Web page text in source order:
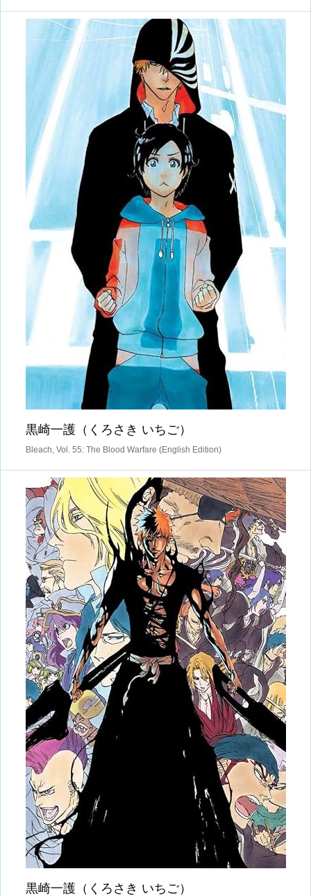
黒崎一護（くろさき いちご）
Bleach, Vol. 55: The Blood Warfare (English Edition)
黒崎一護（くろさき いちご）